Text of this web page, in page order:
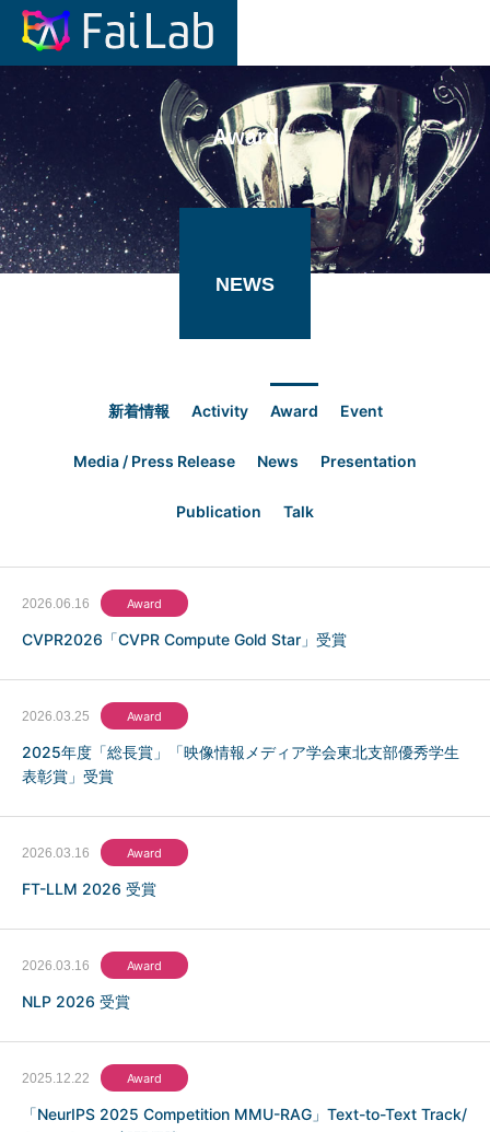
Award
NEWS
新着情報 Activity Award Event
Media / Press Release News Presentation
Publication Talk
2026.06.16 Award
CVPR2026「CVPR Compute Gold Star」受賞
2026.03.25 Award
2025年度「総長賞」「映像情報メディア学会東北支部優秀学生
表彰賞」受賞
2026.03.16 Award
FT-LLM 2026 受賞
2026.03.16 Award
NLP 2026 受賞
2025.12.22 Award
「NeurIPS 2025 Competition MMU-RAG」Text-to-Text Track/